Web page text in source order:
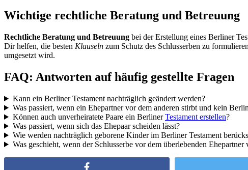
Wichtige rechtliche Beratung und Betreuung
Rechtliche Beratung und Betreuung bei der Erstellung eines Berliner
Dir helfen, die besten Klauseln zum Schutz des Schlusserben zu
umgesetzt wird.
FAQ: Antworten auf häufig gestellte Fragen
Kann ein Berliner Testament nachträglich geändert werden?
Was passiert, wenn ein Ehepartner vor dem anderen stirbt und kein
Können auch unverheiratete Paare ein BerlinerTestament erstellen?
Was passiert, wenn sich das Ehepaar scheiden lässt?
Wie werden nachträglich geborene Kinder im Berliner Testament
Was geschieht, wenn der Schlusserbe vor dem überlebenden Ehepartner